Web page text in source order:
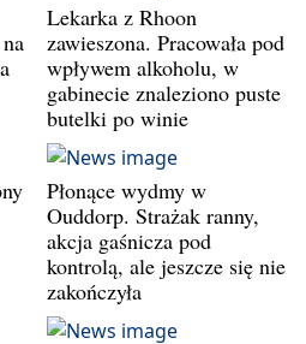
Lekarka z Rhoon
zawieszona. Pracowała pod
wpływem alkoholu, w
gabinecie znaleziono puste
butelki po winie
Płonące wydmy w
Ouddorp. Strażak ranny,
akcja gaśnicza pod
kontrolą, ale jeszcze się nie
zakończyła